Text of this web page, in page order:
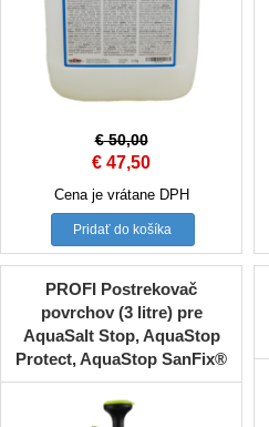
€50,00
Original
price
was:
€ 50,00.
€ 47,50Current
price
is:
€ 47,50.
Cena je vrátane DPH
Pridať do košíka
PROFI Postrekovač
povrchov (3 litre) pre
AquaSalt Stop, AquaStop
Protect, AquaStop SanFix®